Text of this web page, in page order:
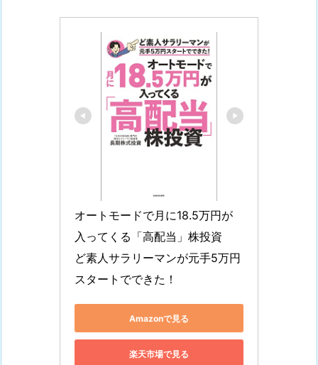
オートモードで月に18.5万円が
入ってくる「高配当」株投資
ど素人サラリーマンが元手5万円
スタートでできた！
Amazonで見る
楽天市場で見る